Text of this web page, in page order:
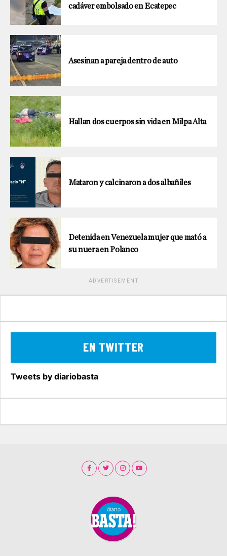
cadáver embolsado en Ecatepec
Asesinan a pareja dentro de auto
Hallan dos cuerpos sin vida en Milpa Alta
Mataron y calcinaron a dos albañiles
Detenida en Venezuela mujer que mató a
su nuera en Polanco
ADVERTISEMENT
EN TWITTER
Tweets by diariobasta